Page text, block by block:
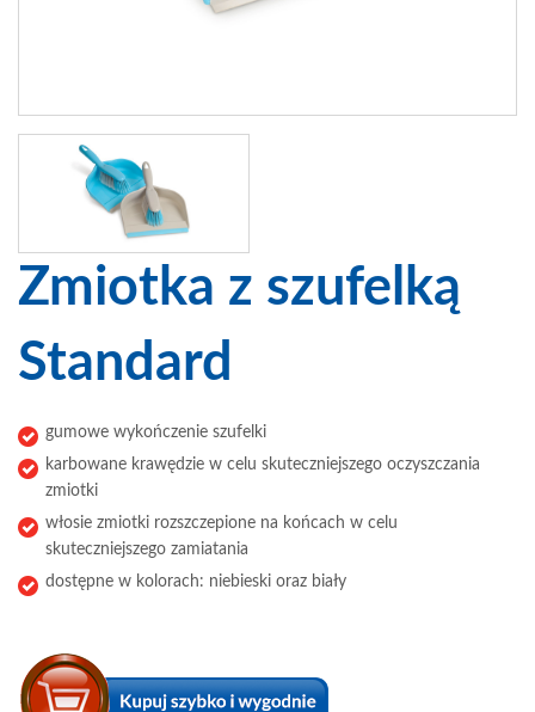
Zmiotka z szufelką
Standard
gumowe wykończenie szufelki
karbowane krawędzie w celu skuteczniejszego oczyszczania
zmiotki
włosie zmiotki rozszczepione na końcach w celu
skuteczniejszego zamiatania
dostępne w kolorach: niebieski oraz biały